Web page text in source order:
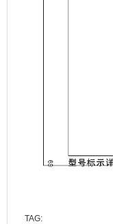
TAG: